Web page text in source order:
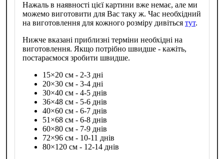
Нажаль в наявності цієї картини вже немає, але ми
можемо виготовити для Вас таку ж. Час необхідний
на виготовлення для кожного розміру дивіться тут.
Нижче вказані приблизні терміни необхідні на
виготовлення. Якщо потрібно швидше - кажіть,
постараємося зробити швидше.
15×20 см - 2-3 дні
20×30 см - 3-4 дні
30×40 см - 4-5 днів
36×48 см - 5-6 днів
40×60 см - 6-7 днів
51×68 см - 6-8 днів
60×80 см - 7-9 днів
72×96 см - 10-11 днів
80×120 см - 12-14 днів